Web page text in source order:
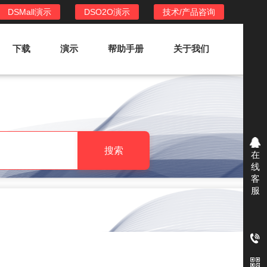
技术/产品咨询
DSO2O演示
DSMall演示
功能列表
提供新零售线上化经营管理工具，基于
LBS定位，只为让更多客户、多次到店
费
下载 演示 帮助手册 关于我们
搜索
在
线
客
服